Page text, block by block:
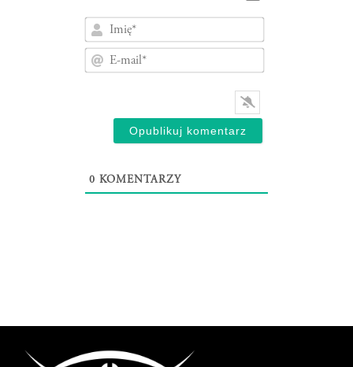
mail*
0 KOMENTARZY